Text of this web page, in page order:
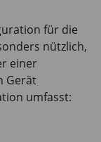
für die
nützlich,
einer
Gerät
umfasst: